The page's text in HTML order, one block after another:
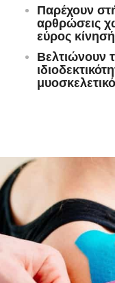
Παρέχουν
αρθρώσεις
εύρος
Βελτιώνουν